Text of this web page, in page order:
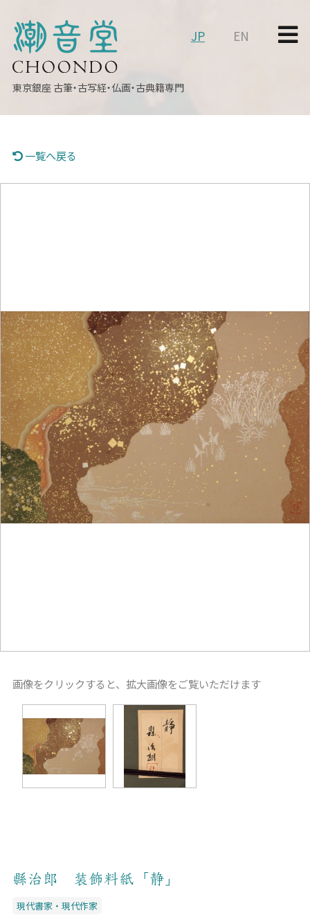
東京銀座 古筆・古写経・仏画・古典籍専門
JP EN
一覧へ戻る
画像をクリックすると、拡大画像をご覧いただけます
縣治郎 装飾料紙「静」
現代書家・現代作家